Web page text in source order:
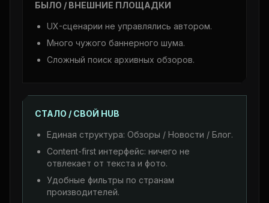
БЫЛО / ВНЕШНИЕ ПЛОЩАДКИ
UX-сценарии не управлялись автором.
Много чужого баннерного шума.
Сложный поиск архивных обзоров.
СТАЛО / СВОЙ HUB
Единая структура: Обзоры / Новости / Блог.
Content-first интерфейс: ничего не
отвлекает от текста и фото.
Удобные фильтры по странам
производителей.